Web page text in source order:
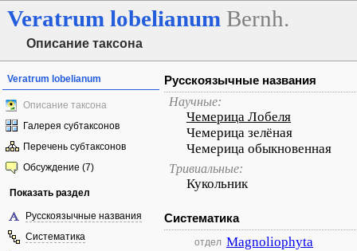
Veratrum lobelianum Bernh.
Описание таксона
Veratrum lobelianum
Описание таксона
Галерея субтаксонов
Перечень субтаксонов
Обсуждение (7)
Показать раздел
Русскоязычные названия
Систематика
Русскоязычные названия
Научные:
Чемерица Лобеля
Чемерица зелёная
Чемерица обыкновенная
Тривиальные:
Кукольник
Систематика
отдел Magnoliophyta